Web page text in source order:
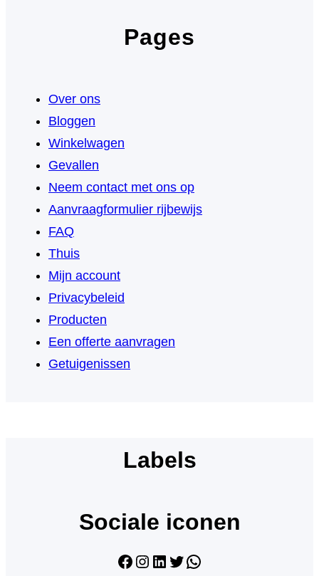
Pages
Over ons
Bloggen
Winkelwagen
Gevallen
Neem contact met ons op
Aanvraagformulier rijbewijs
FAQ
Thuis
Mijn account
Privacybeleid
Producten
Een offerte aanvragen
Getuigenissen
Labels
Sociale iconen
Facebook Instagram LinkedIn Twitter WhatsApp